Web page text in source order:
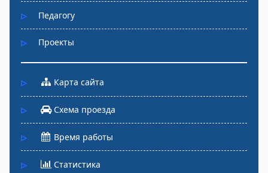
Педагогу
Проекты
Карта сайта
Схема проезда
Время работы
Статистика